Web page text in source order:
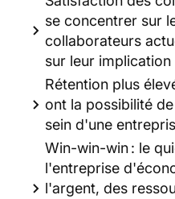
se concentrer sur
collaborateurs
sur leur
Rétention plus
ont la possibilité
sein d'une
Win-win-win : le
l'entreprise
l'argent, des